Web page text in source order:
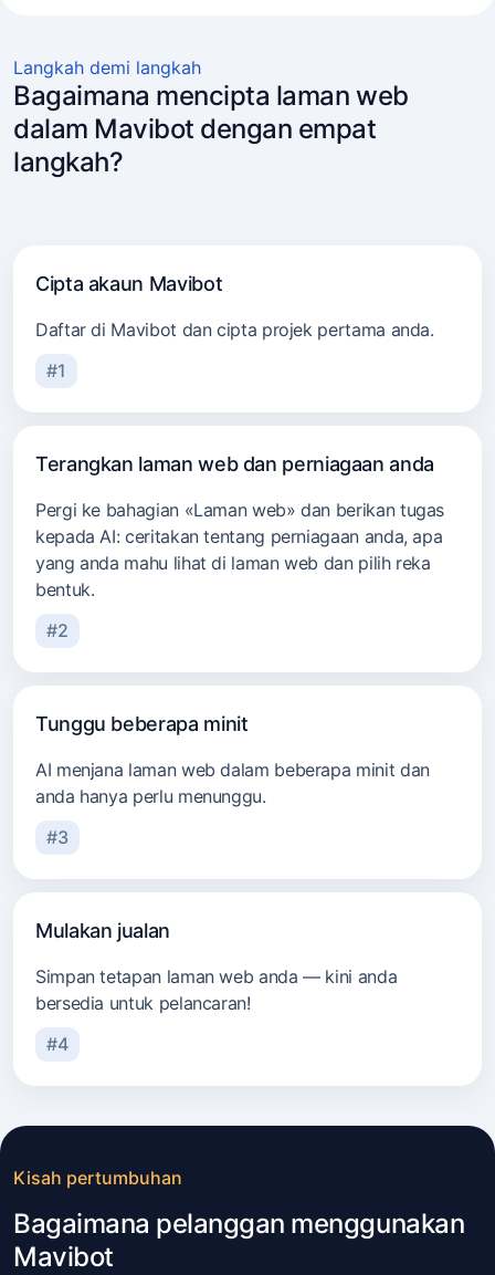
Pemasar dan agensi
Perkhidmatan pengangkutan
Perundingan
Langkah demi langkah
Bagaimana mencipta laman web
dalam Mavibot dengan empat
langkah?
Cipta akaun Mavibot
Daftar di Mavibot dan cipta projek pertama anda.
#1
Terangkan laman web dan perniagaan anda
Pergi ke bahagian «Laman web» dan berikan tugas
kepada AI: ceritakan tentang perniagaan anda, apa
yang anda mahu lihat di laman web dan pilih reka
bentuk.
#2
Tunggu beberapa minit
AI menjana laman web dalam beberapa minit dan
anda hanya perlu menunggu.
#3
Mulakan jualan
Simpan tetapan laman web anda — kini anda
bersedia untuk pelancaran!
#4
Kisah pertumbuhan
Bagaimana pelanggan menggunakan
Mavibot